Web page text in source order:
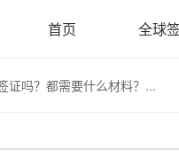
首页 全球
证吗？都需要什么材料？...